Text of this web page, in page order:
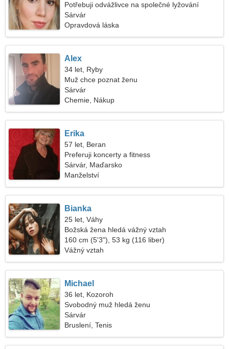
Potřebuji odvážlivce na společné lyžování
Sárvár
Opravdová láska
Alex
34 let, Ryby
Muž chce poznat ženu
Sárvár
Chemie, Nákup
Erika
57 let, Beran
Preferuji koncerty a fitness
Sárvár, Maďarsko
Manželství
Bianka
25 let, Váhy
Božská žena hledá vážný vztah
160 cm (5'3"), 53 kg (116 liber)
Vážný vztah
Michael
36 let, Kozoroh
Svobodný muž hledá ženu
Sárvár
Bruslení, Tenis